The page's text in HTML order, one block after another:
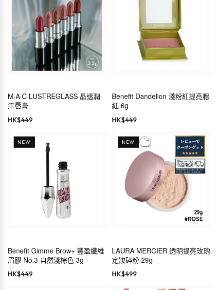
M·A·C LUSTREGLASS 晶透潤
澤唇膏
HK$449
Benefit Dandelion 淺粉紅提亮腮
紅 6g
HK$449
NEW
Benefit Gimme Brow+ 豐盈纖維
眉膠 No.3 自然淺棕色 3g
HK$449
NEW
LAURA MERCIER 透明提亮玫瑰
定妝碎粉 29g
HK$499